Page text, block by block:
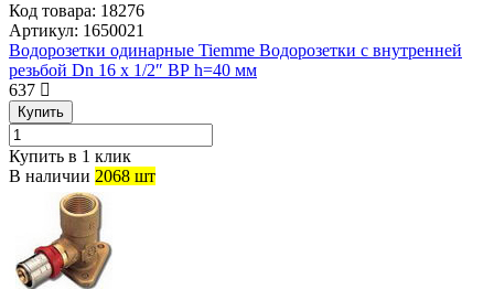
Код товара: 18276
Артикул: 1650021
Водорозетки одинарные Tiemme Водорозетки с внутренней
резьбой Dn 16 x 1/2″ ВР h=40 мм
637
Купить
Купить в 1 клик
В наличии 2068 шт